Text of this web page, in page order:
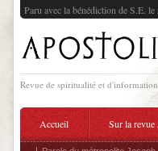
Paru avec la bénédiction de S.E.
Revue de spiritualité et
Accueil Sur la